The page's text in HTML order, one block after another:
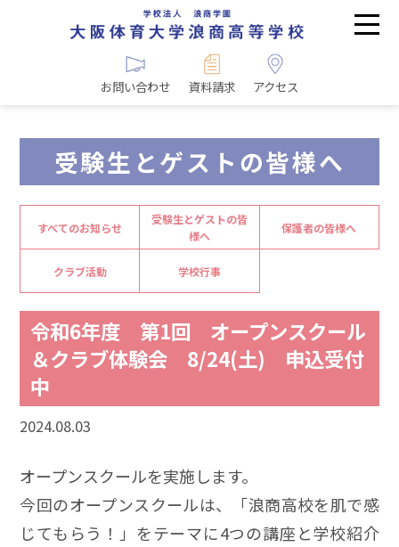
お問い合わせ 資料請求 アクセス
受験生とゲストの皆様へ
すべてのお知らせ
受験生とゲストの皆
様へ
保護者の皆様へ
クラブ活動 学校行事
令和6年度 第1回 オープンスクール
＆クラブ体験会 8/24(土) 申込受付
中
2024.08.03
オープンスクールを実施します。
今回のオープンスクールは、「浪商高校を肌で感
じてもらう！」をテーマに4つの講座と学校紹介